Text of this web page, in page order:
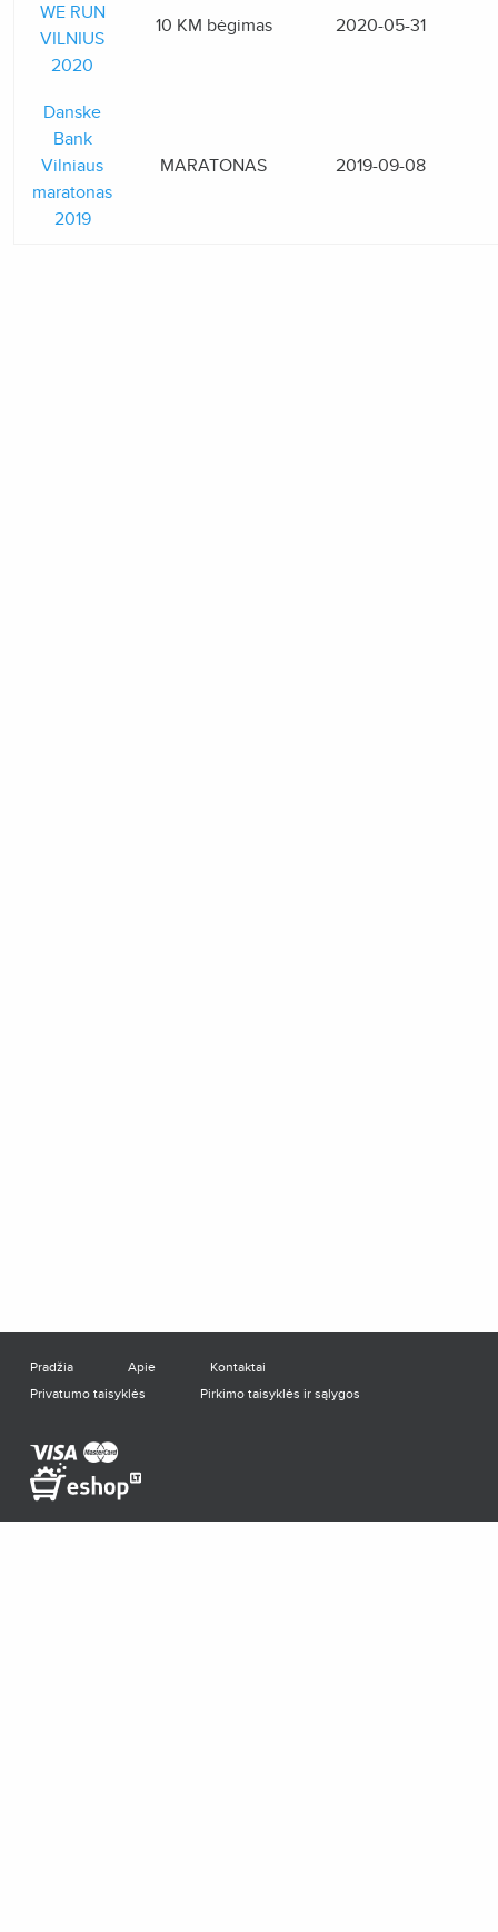
WE RUN
VILNIUS
2020
10 KM bėgimas 2020-05-31
Danske
Bank
Vilniaus
maratonas
2019
MARATONAS 2019-09-08
Pradžia Apie
Kontaktai
Privatumo taisyklės
Pirkimo taisyklės ir sąlygos